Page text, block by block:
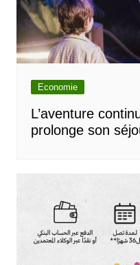
Economie
L’aventure
prolonge son